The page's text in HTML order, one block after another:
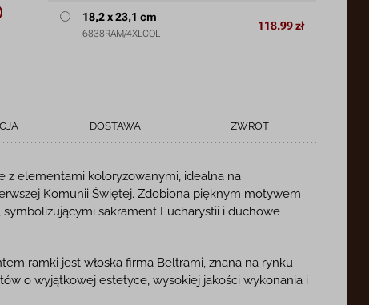
18,2 x 23,1 cm
6838RAM/4XLCOL
118.99 zł
DOSTAWA ZWROT
z elementami koloryzowanymi, idealna na
Komunii Świętej. Zdobiona pięknym motywem
sakrament Eucharystii i duchowe
ramki jest włoska firma Beltrami, znana na rynku
o wyjątkowej estetyce, wysokiej jakości wykonania i